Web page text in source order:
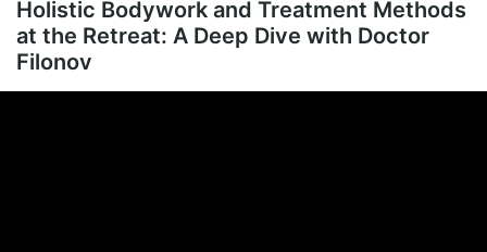
Holistic Bodywork and Treatment Methods
at the Retreat: A Deep Dive with Doctor
Filonov